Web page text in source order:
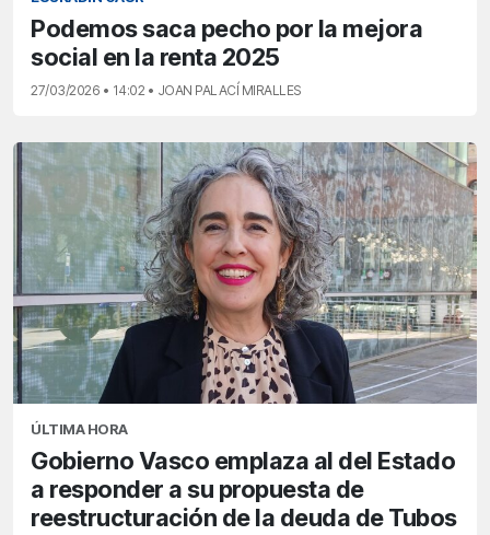
Podemos saca pecho por la mejora
social en la renta 2025
27/03/2026 • 14:02 • JOAN PALACÍ MIRALLES
ÚLTIMA HORA
Gobierno Vasco emplaza al del Estado
a responder a su propuesta de
reestructuración de la deuda de Tubos